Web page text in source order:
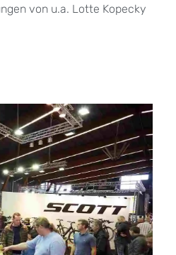
von u.a. Lotte Kopecky